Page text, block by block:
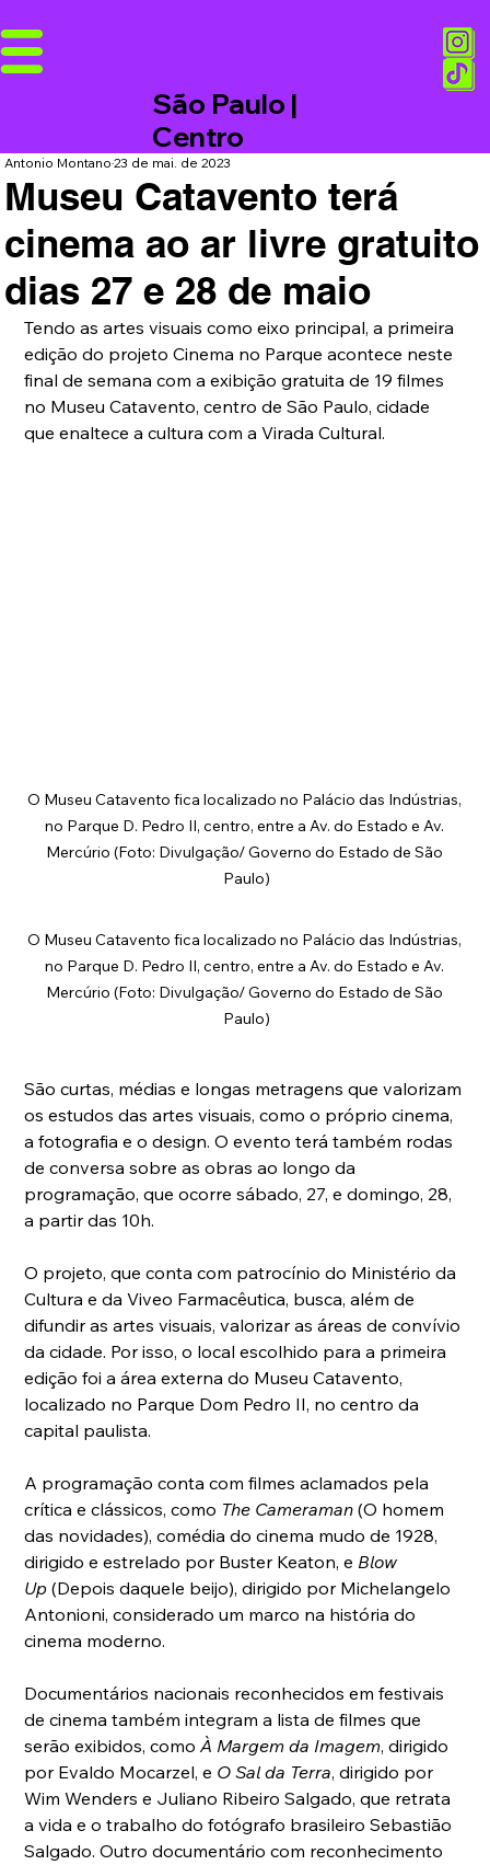
São Paulo |
Centro
Museu Catavento terá
cinema ao ar livre gratuito
dias 27 e 28 de maio
Antonio Montano23 de mai. de 2023
Tendo as artes visuais como eixo principal, a primeira
edição do projeto Cinema no Parque acontece neste
final de semana com a exibição gratuita de 19 filmes
no Museu Catavento, centro de São Paulo, cidade
que enaltece a cultura com a Virada Cultural.
O Museu Catavento fica localizado no Palácio das Indústrias,
no Parque D. Pedro II, centro, entre a Av. do Estado e Av.
Mercúrio (Foto: Divulgação/ Governo do Estado de São
Paulo)
O Museu Catavento fica localizado no Palácio das Indústrias,
no Parque D. Pedro II, centro, entre a Av. do Estado e Av.
Mercúrio (Foto: Divulgação/ Governo do Estado de São
Paulo)
São curtas, médias e longas metragens que valorizam
os estudos das artes visuais, como o próprio cinema,
a fotografia e o design. O evento terá também rodas
de conversa sobre as obras ao longo da
programação, que ocorre sábado, 27, e domingo, 28,
a partir das 10h.
O projeto, que conta com patrocínio do Ministério da
Cultura e da Viveo Farmacêutica, busca, além de
difundir as artes visuais, valorizar as áreas de convívio
da cidade. Por isso, o local escolhido para a primeira
edição foi a área externa do Museu Catavento,
localizado no Parque Dom Pedro II, no centro da
capital paulista.
A programação conta com filmes aclamados pela
crítica e clássicos, como The Cameraman (O homem
das novidades), comédia do cinema mudo de 1928,
dirigido e estrelado por Buster Keaton, e Blow
Up (Depois daquele beijo), dirigido por Michelangelo
Antonioni, considerado um marco na história do
cinema moderno.
Documentários nacionais reconhecidos em festivais
de cinema também integram a lista de filmes que
serão exibidos, como À Margem da Imagem, dirigido
por Evaldo Mocarzel, e O Sal da Terra, dirigido por
Wim Wenders e Juliano Ribeiro Salgado, que retrata
a vida e o trabalho do fotógrafo brasileiro Sebastião
Salgado. Outro documentário com reconhecimento